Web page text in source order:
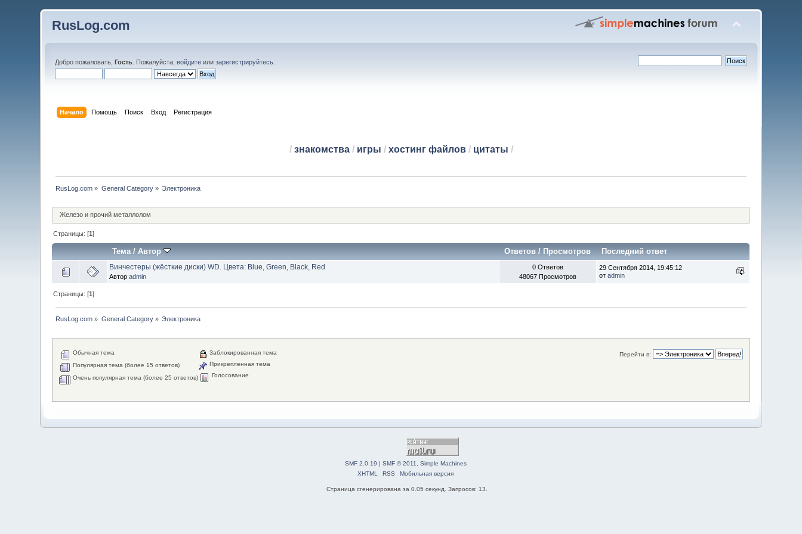
RusLog.com
Добро пожаловать,Гость . Пожалуйста,войдите илизарегистрируйтесь
Начало Помощь Поиск Вход Регистрация
/ знакомства/ игры / хостинг файлов/ цитаты /
RusLog.com » General Category» Электроника
Железо и прочий металлолом
Страницы: [1]
Тема /Автор Ответов / Просмотров Последний ответ
Винчестеры (жёсткие диски) WD. Цвета: Blue, Green, Black, Red
Авторadmin
0 Ответов
48067 Просмотров
29 Сентября 2014, 19:45:12
отadmin
Страницы: [1]
RusLog.com » General Category» Электроника
Перейти в:
Обычная тема
Популярная тема (более 15 ответов)
Очень популярная тема (более 25 ответов)
Заблокированная тема
Прикрепленная тема
Голосование
SMF 2.0.19 | SMF © 2011
Simple Machines
XHTML
RSS Мобильная версия
Страница сгенерирована за 0.05 секунд. Запросов: 13.